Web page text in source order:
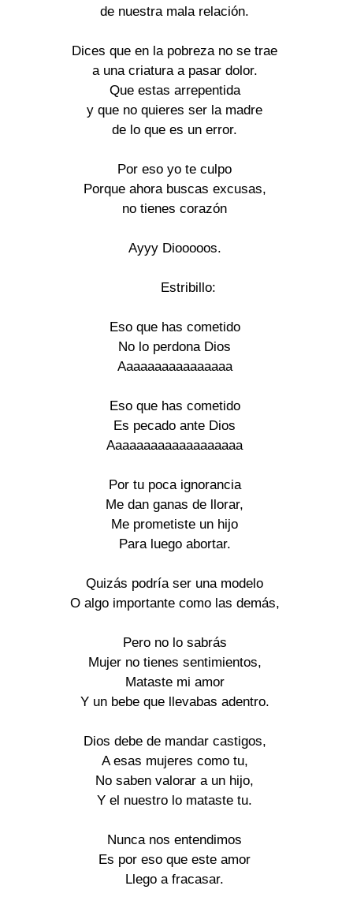
de nuestra mala relación.
Dices que en la pobreza no se trae
a una criatura a pasar dolor.
Que estas arrepentida
y que no quieres ser la madre
de lo que es un error.
Por eso yo te culpo
Porque ahora buscas excusas,
no tienes corazón
Ayyy Diooooos.
       Estribillo:
Eso que has cometido
No lo perdona Dios
Aaaaaaaaaaaaaaaa
Eso que has cometido
Es pecado ante Dios
Aaaaaaaaaaaaaaaaaaa
Por tu poca ignorancia
Me dan ganas de llorar,
Me prometiste un hijo
Para luego abortar.
Quizás podría ser una modelo
O algo importante como las demás,
Pero no lo sabrás
Mujer no tienes sentimientos,
Mataste mi amor
Y un bebe que llevabas adentro.
Dios debe de mandar castigos,
A esas mujeres como tu,
No saben valorar a un hijo,
Y el nuestro lo mataste tu.
Nunca nos entendimos
Es por eso que este amor
Llego a fracasar.